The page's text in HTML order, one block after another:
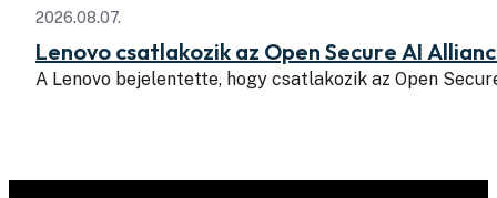
2026.08.07.
Lenovo csatlakozik az Open Secure AI
A Lenovo bejelentette, hogy csatlakozik az Open